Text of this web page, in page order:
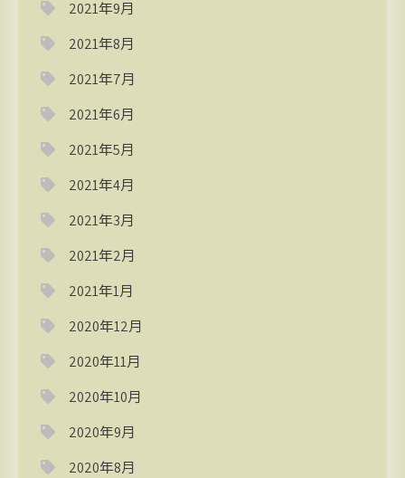
2021年9月
2021年8月
2021年7月
2021年6月
2021年5月
2021年4月
2021年3月
2021年2月
2021年1月
2020年12月
2020年11月
2020年10月
2020年9月
2020年8月